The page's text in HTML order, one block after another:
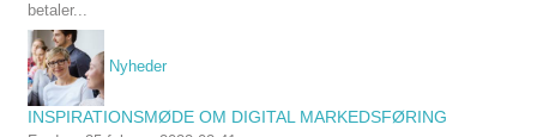
betaler...
Nyheder
INSPIRATIONSMØDE OM DIGITAL MARKEDSFØRING